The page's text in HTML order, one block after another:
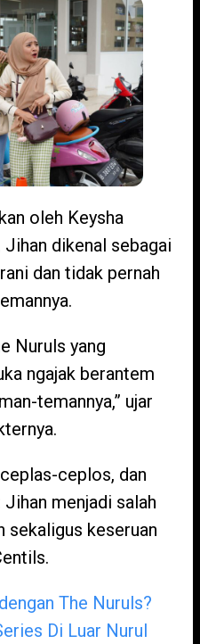
oleh Keysha
dikenal sebagai
dan tidak pernah
Nuruls yang
ngajak berantem
temannya,” ujar
ceplos, dan
menjadi salah
sekaligus keseruan
The Nuruls?
Di Luar Nurul